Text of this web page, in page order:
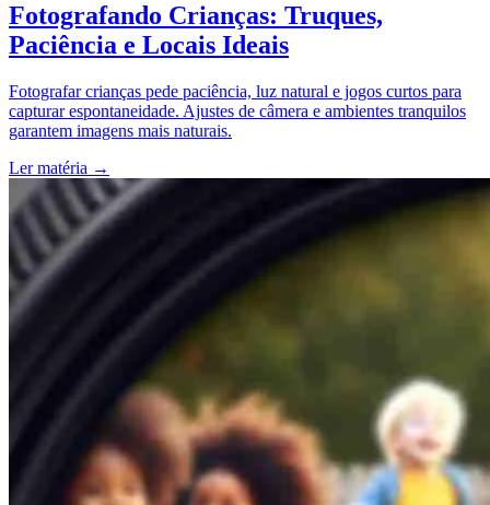
Fotografando Crianças: Truques,
Paciência e Locais Ideais
Fotografar crianças pede paciência, luz natural e jogos curtos para
capturar espontaneidade. Ajustes de câmera e ambientes tranquilos
garantem imagens mais naturais.
Ler matéria →